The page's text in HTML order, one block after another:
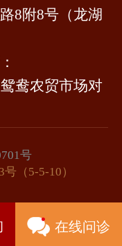
8附8号（龙湖
鸯农贸市场对
号
（5-5-10）
在线问诊